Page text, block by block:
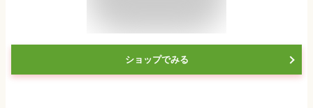
ショップでみる